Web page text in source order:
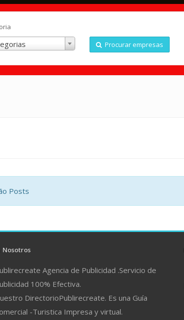
Procurar empresas
Posts
Nosotros
Agencia de Publicidad .Servicio de
100% Efectiva.
DirectorioPublirecreate. Es una Guía
-Turistica Impresa y virtual.